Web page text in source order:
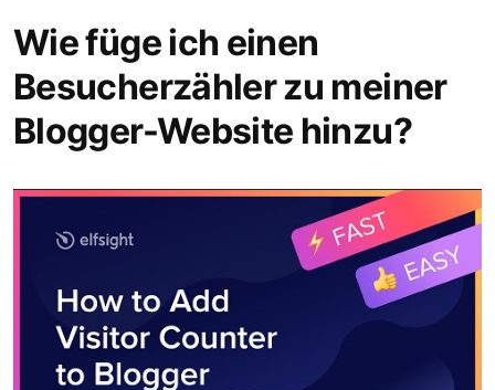
Wie füge ich einen
Besucherzähler zu meiner
Blogger-Website hinzu?